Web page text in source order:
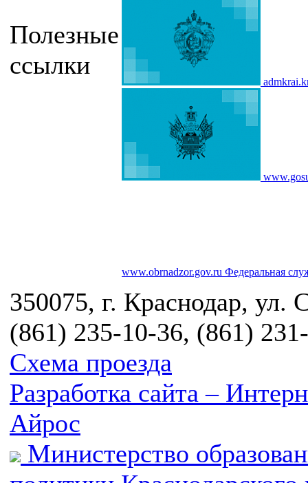
Полезные
ссылки
www.obrnadzor.gov.ru Федеральная
350075, г. Краснодар, ул.
(861) 235-10-36, (861)
Схема проезда
Разработка сайта –
Айрос
Министерство